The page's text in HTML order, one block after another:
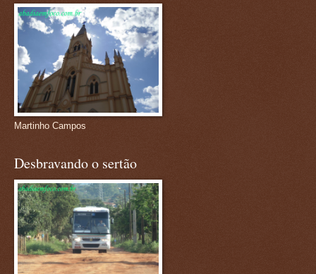
Martinho Campos
Desbravando o sertão